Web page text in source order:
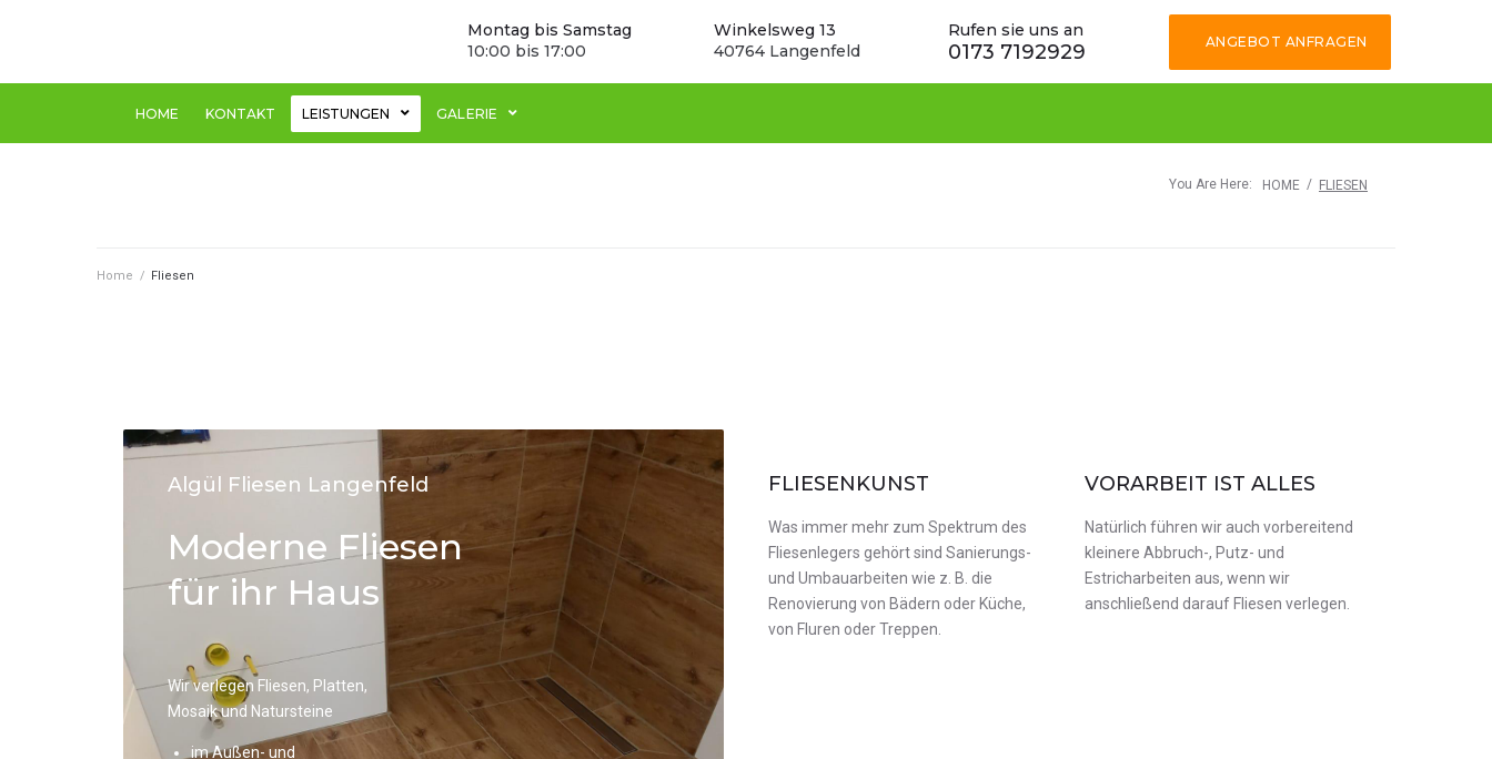
Montag bis Samstag
10:00 bis 17:00
Winkelsweg 13
40764 Langenfeld
Rufen sie uns an
0173 7192929 ANGEBOT ANFRAGEN
HOME KONTAKT LEISTUNGEN GALERIE
You Are Here: HOME / FLIESEN
Home / Fliesen
Algül Fliesen Langenfeld
Moderne Fliesen
für ihr Haus
Wir verlegen Fliesen, Platten,
Mosaik und Natursteine
im Außen- und
FLIESENKUNST
Was immer mehr zum Spektrum des
Fliesenlegers gehört sind Sanierungs-
und Umbauarbeiten wie z. B. die
Renovierung von Bädern oder Küche,
von Fluren oder Treppen.
VORARBEIT IST ALLES
Natürlich führen wir auch vorbereitend
kleinere Abbruch-, Putz- und
Estricharbeiten aus, wenn wir
anschließend darauf Fliesen verlegen.